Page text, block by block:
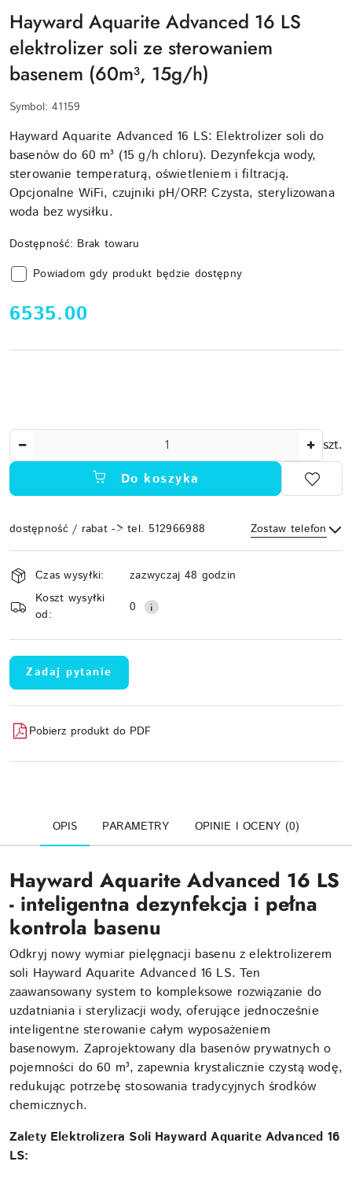
Hayward Aquarite Advanced 16 LS
elektrolizer soli ze sterowaniem
basenem (60m³, 15g/h)
Symbol: 41159
Hayward Aquarite Advanced 16 LS: Elektrolizer soli do
basenów do 60 m³ (15 g/h chloru). Dezynfekcja wody,
sterowanie temperaturą, oświetleniem i filtracją.
Opcjonalne WiFi, czujniki pH/ORP. Czysta, sterylizowana
woda bez wysiłku.
Dostępność: Brak towaru
Powiadom gdy produkt będzie dostępny
cena:
6535.00
szt.
Do koszyka
dostępność / rabat -> tel. 512966988 Zostaw telefon
Wyślij
Dostępność
i
dostawa
Czas wysyłki:
zazwyczaj 48 godzin
Koszt wysyłki
od:
0
Zadaj pytanie
Pobierz produkt do PDF
OPIS PARAMETRY OPINIE I OCENY (0)
Hayward Aquarite Advanced 16 LS
- inteligentna dezynfekcja i pełna
kontrola basenu
Odkryj nowy wymiar pielęgnacji basenu z elektrolizerem
soli Hayward Aquarite Advanced 16 LS. Ten
zaawansowany system to kompleksowe rozwiązanie do
uzdatniania i sterylizacji wody, oferujące jednocześnie
inteligentne sterowanie całym wyposażeniem
basenowym. Zaprojektowany dla basenów prywatnych o
pojemności do 60 m³, zapewnia krystalicznie czystą wodę,
redukując potrzebę stosowania tradycyjnych środków
chemicznych.
Zalety Elektrolizera Soli Hayward Aquarite Advanced 16
LS: